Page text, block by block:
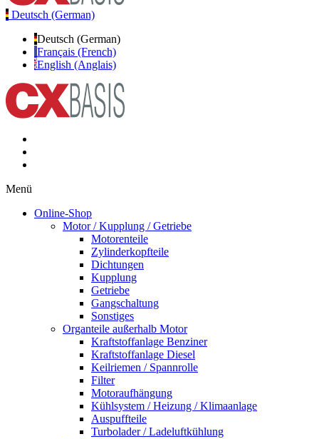
Deutsch (German)
Deutsch (German)
Français (French)
English (Anglais)
Menü
Online-Shop
Motor / Kupplung / Getriebe
Motorenteile
Zylinderkopfteile
Dichtungen
Kupplung
Getriebe
Gangschaltung
Sonstiges
Organteile außerhalb Motor
Kraftstoffanlage Benziner
Kraftstoffanlage Diesel
Keilriemen / Spannrolle
Filter
Motoraufhängung
Kühlsystem / Heizung / Klimaanlage
Auspuffteile
Turbolader / Ladeluftkühlung